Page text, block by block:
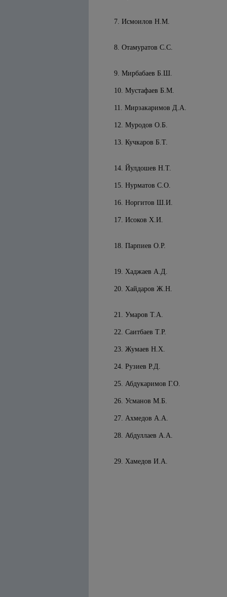
7. Исмоилов Н.М.
8. Отамуратов С.С.
9. Мирбабаев Б.Ш.
10. Мустафаев Б.М.
11. Мирзакаримов Д.А.
12. Муродов О.Б.
13. Кучкаров Б.Т.
14. Йулдошев Н.Т.
15. Нурматов С.О.
16. Норгитов Ш.И.
17. Исоков Х.И.
18. Парпиев О.Р.
19. Хаджаев А.Д.
20. Хайдаров Ж.Н.
21. Умаров Т.А.
22. Саитбаев Т.Р.
23. Жумаев Н.Х.
24. Рузиев Р.Д.
25. Абдукаримов Г.О.
26. Усманов М.Б.
27. Ахмедов А.А.
28. Абдуллаев А.А.
29. Хамедов И.А.